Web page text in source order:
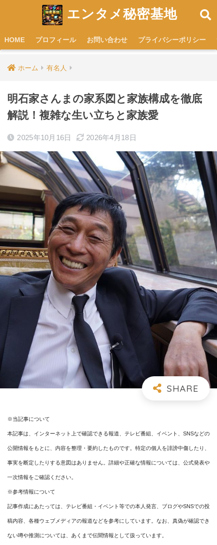
エンタメ秘密基地
HOME プロフィール お問い合わせ プライバシーポリシー
ホーム 有名人
明石家さんまの家系図と家族構成を徹底
解説！複雑な生い立ちと家族愛
2025年10月16日 2026年4月18日
※当記事について
本記事は、インターネット上で確認できる報道、テレビ番組、イベント、SNSなどの
公開情報をもとに、内容を整理・要約したものです。特定の個人を誹謗中傷したり、
事実を断定したりする意図はありません。詳細や正確な情報については、公式発表や
一次情報をご確認ください。
※参考情報について
記事作成にあたっては、テレビ番組・イベント等での本人発言、ブログやSNSでの投
稿内容、各種ウェブメディアの報道などを参考にしています。なお、真偽が確認でき
ない噂や推測については、あくまで伝聞情報として扱っています。